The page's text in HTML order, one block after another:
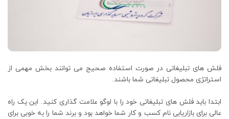
فلش های تبلیغاتی در صورت استفاده صحیح می توانند بخش مهمی از
استراتژی محصول تبلیغاتی شما باشند.
ابتدا باید فلش های تبلیغاتی خود را با لوگو علامت گذاری کنید. این یک راه
عالی برای بازاریابی نام کسب و کار شما خواهد بود و برند شما را به خوبی برای